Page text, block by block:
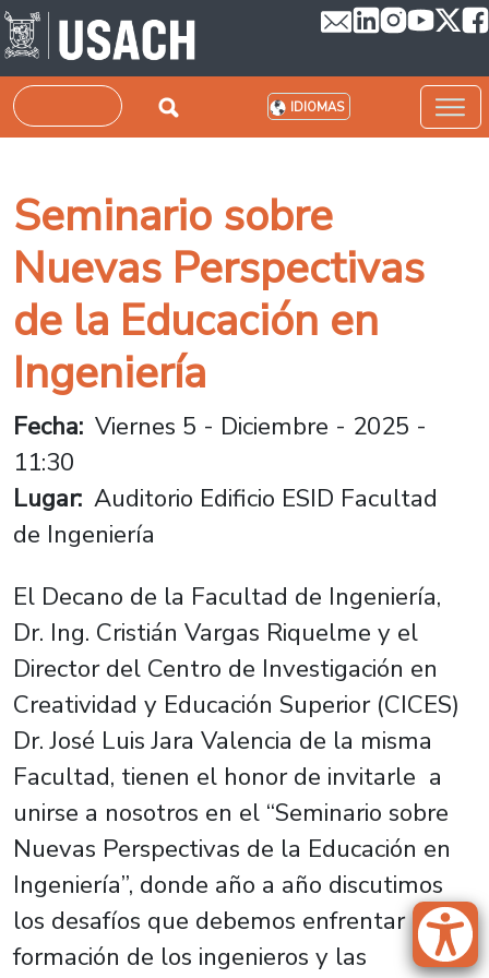
Pasar al contenido principal
Buscar IDIOMAS
Seminario sobre
Nuevas Perspectivas
de la Educación en
Ingeniería
Fecha Viernes 5 - Diciembre - 2025 -
11:30
Lugar Auditorio Edificio ESID Facultad
de Ingeniería
El Decano de la Facultad de Ingeniería,
Dr. Ing. Cristián Vargas Riquelme y el
Director del Centro de Investigación en
Creatividad y Educación Superior (CICES)
Dr. José Luis Jara Valencia de la misma
Facultad, tienen el honor de invitarle a
unirse a nosotros en el “Seminario sobre
Nuevas Perspectivas de la Educación en
Ingeniería”, donde año a año discutimos
los desafíos que debemos enfrentar en
formación de los ingenieros y las